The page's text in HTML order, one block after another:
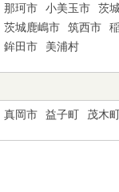
那珂市 小美玉市 茨
茨城鹿嶋市
筑西市
鉾田市
美浦村
真岡市 益子町 茂木